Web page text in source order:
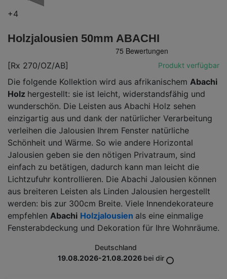
+4
Holzjalousien 50mm ABACHI
[Rx 270/OZ/AB] Produkt verfügbar
Die folgende Kollektion wird aus afrikanischem Abachi
Holz hergestellt: sie ist leicht, widerstandsfähig und
wunderschön. Die Leisten aus Abachi Holz sehen
einzigartig aus und dank der natürlicher Verarbeitung
verleihen die Jalousien Ihrem Fenster natürliche
Schönheit und Wärme. So wie andere Horizontal
Jalousien geben sie den nötigen Privatraum, sind
einfach zu betätigen, dadurch kann man leicht die
Lichtzufuhr kontrollieren. Die Abachi Jalousien können
aus breiteren Leisten als Linden Jalousien hergestellt
werden: bis zur 300cm Breite. Viele Innendekorateure
empfehlen Abachi Holzjalousien als eine einmalige
Fensterabdeckung und Dekoration für Ihre Wohnräume.
Deutschland
19.08.2026-21.08.2026 bei dir